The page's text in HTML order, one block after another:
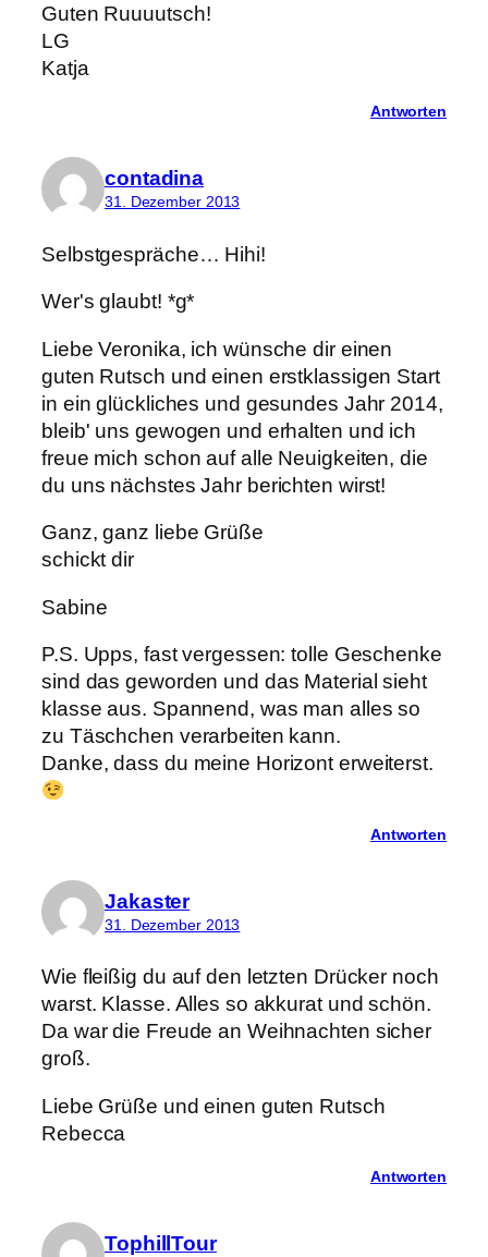
Guten Ruuuutsch!
LG
Katja
Antworten
contadina
31. Dezember 2013
Selbstgespräche… Hihi!
Wer's glaubt! *g*
Liebe Veronika, ich wünsche dir einen
guten Rutsch und einen erstklassigen Start
in ein glückliches und gesundes Jahr 2014,
bleib' uns gewogen und erhalten und ich
freue mich schon auf alle Neuigkeiten, die
du uns nächstes Jahr berichten wirst!
Ganz, ganz liebe Grüße
schickt dir
Sabine
P.S. Upps, fast vergessen: tolle Geschenke
sind das geworden und das Material sieht
klasse aus. Spannend, was man alles so
zu Täschchen verarbeiten kann.
Danke, dass du meine Horizont erweiterst.
Antworten
Jakaster
31. Dezember 2013
Wie fleißig du auf den letzten Drücker noch
warst. Klasse. Alles so akkurat und schön.
Da war die Freude an Weihnachten sicher
groß.
Liebe Grüße und einen guten Rutsch
Rebecca
Antworten
TophillTour